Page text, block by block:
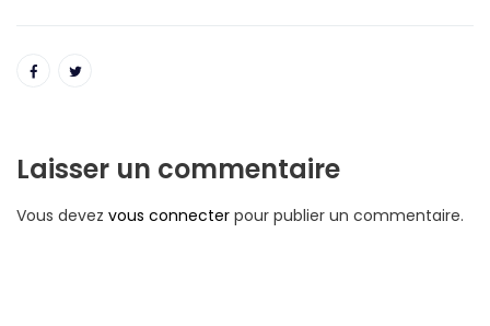
Laisser un commentaire
Vous devez vous connecter pour publier un commentaire.